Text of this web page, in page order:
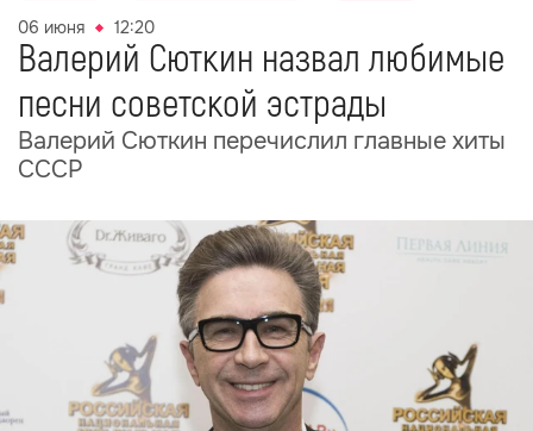
06 июня 12:20
Валерий Сюткин назвал любимые
песни советской эстрады
Валерий Сюткин перечислил главные хиты
СССР